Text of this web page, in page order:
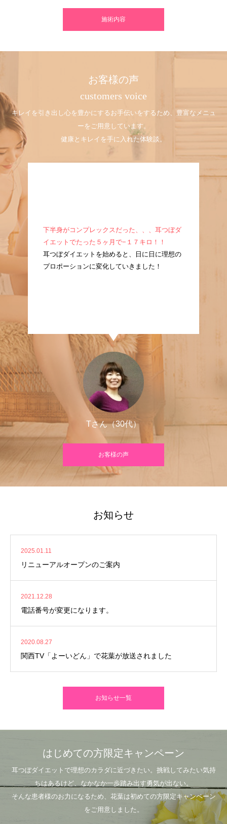
施術内容
お客様の声
customers voice
キレイを引き出し心を豊かにするお手伝いをするため、豊富なメニュ
ーをご用意しています。
健康とキレイを手に入れた体験談。
つ
痩
下半身がコンプレックスだった、、、耳つぼダ
イエットでたった５ヶ月で−１７キロ！！
耳つぼダイエットを始めると、日に日に理想の
プロポーションに変化していきました！
Tさん（30代）
お客様の声
お知らせ
2025.01.11
リニューアルオープンのご案内
2021.12.28
電話番号が変更になります。
2020.08.27
関西TV「よーいどん」で花葉が放送されました
お知らせ一覧
はじめての方限定キャンペーン
耳つぼダイエットで理想のカラダに近づきたい。挑戦してみたい気持
ちはあるけど、なかなか一歩踏み出す勇気が出ない。
そんな患者様のお力になるため、花葉は初めての方限定キャンペーン
をご用意しました。